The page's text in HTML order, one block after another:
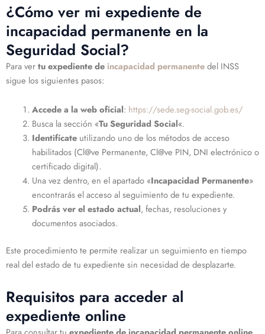
¿Cómo ver mi expediente de
incapacidad permanente en la
Seguridad Social?
Para vertu expediente de incapacidad permanentedel INSS
sigue los siguientes pasos:
Accede a la web oficial: https://sede.seg-social.gob.es/
Busca la sección «Tu Seguridad Social«.
Identifícate utilizando uno de los métodos de acceso
habilitados (Cl@ve Permanente, Cl@ve PIN, DNI electrónico o
certificado digital).
Una vez dentro, en el apartado «Incapacidad Permanente»
encontrarás el acceso al seguimiento de tu expediente.
Podrás ver el estado actual, fechas, resoluciones y
documentos asociados.
Este procedimiento te permite realizar un seguimiento en tiempo
real del estado de tu expediente sin necesidad de desplazarte.
Requisitos para acceder al
expediente online